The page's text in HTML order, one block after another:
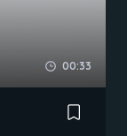
00:33